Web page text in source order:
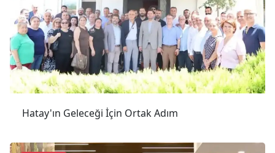
Hatay'ın Geleceği İçin Ortak Adım